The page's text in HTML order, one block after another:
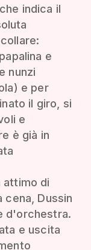
indica il
e
nunzi
e per
il giro, si
e
è già in
attimo di
cena, Dussin
d'orchestra.
e uscita